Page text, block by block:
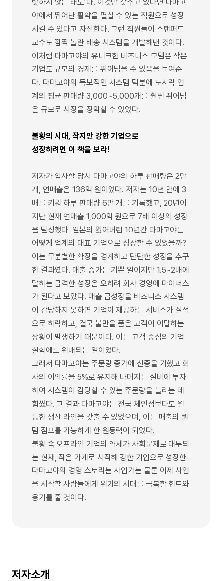
탓하지 않는 태도’다. 이것만 갖추고 있다면 다마고
야에서 뛰어난 활약을 펼칠 수 있는 직원으로 성장
시킬 수 있다고 자신한다. 그런 직원들이 스탠퍼드
교수도 깜짝 놀란 배송 시스템을 개발해낸 것이다.
이처럼 다마고야의 유니크한 비즈니스 모델은 작은
기업도 규모의 경제를 뛰어넘을 수 있음을 보여준
다. 다마고야의 독보적인 시스템 덕분에 도시락 업
계의 평균 판매량 3,000~5,000개를 훨씬 뛰어넘
은 규모로 시장을 장악할 수 있었다.
불황의 시대, 작지만 강한 기업으로
성장하려면 이 책을 보라!
저자가 입사할 당시 다마고야의 하루 판매량은 2만
개, 연매출은 136억 원이었다. 저자는 10년 만에 3
배를 키워 하루 판매량 6만 개를 기록했고, 20년이
지난 현재 연매출 1,000억 원으로 7배 이상의 성장
을 달성했다. 일본의 잃어버린 10년간 다마고야는
어떻게 업계의 대표 기업으로 성장할 수 있었을까?
이는 무분별한 확장을 경계하고 단단한 성장을 추구
한 결과였다. 매출 증가는 기쁜 일이지만 1.5~2배에
달하는 급격한 성장은 오히려 회사 경영에 마이너스
가 된다고 보았다. 매출 급성장을 비즈니스 시스템
이 감당하지 못하면 기업이 제공하는 서비스가 질적
으로 하락하고, 결국 불만을 품은 고객이 이탈하는
상황이 발생하기 때문이다. 이는 고객 중심의 기업
철학에도 위배되는 일이었다.
그래서 다마고야는 주문량 증가에 신중을 기했고 회
사의 이익률을 5%로 유지해 나머지는 설비에 투자
하여 시스템이 감당할 수 있는 주문량을 늘리는 데
힘썼다. 그 결과 다마고야는 전국 체인점보다도 월
등한 생산 라인을 갖출 수 있었으며, 이는 매출의 퀀
텀 점프를 가능하게 한 원동력이 되었다.
불황 속 오프라인 기업의 약세가 사회문제로 대두되
는 현재, 작은 가게로 시작해 강한 기업으로 성장한
다마고야의 경영 스토리는 사업가는 물론 이제 사업
을 시작할 사람들에게 위기의 시대를 극복할 힌트와
용기를 줄 것이다.
저자소개